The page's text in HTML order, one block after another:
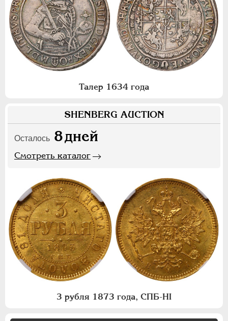
Талер 1634 года
SHENBERG AUCTION
Осталось 8дней
Смотреть каталог
3 рубля 1873 года, СПБ-НI